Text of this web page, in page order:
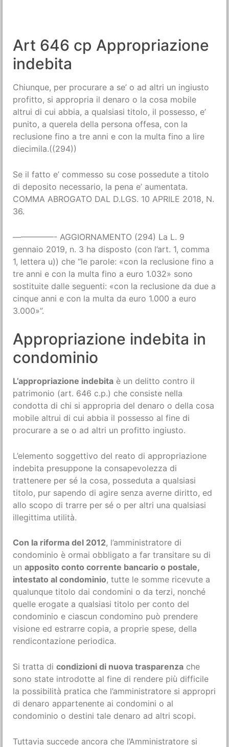
Art 646 cp Appropriazione
indebita
Chiunque, per procurare a se’ o ad altri un ingiusto
profitto, si appropria il denaro o la cosa mobile
altrui di cui abbia, a qualsiasi titolo, il possesso, e’
punito, a querela della persona offesa, con la
reclusione fino a tre anni e con la multa fino a lire
diecimila.((294))
Se il fatto e’ commesso su cose possedute a titolo
di deposito necessario, la pena e’ aumentata.
COMMA ABROGATO DAL D.LGS. 10 APRILE 2018, N.
36.
—————- AGGIORNAMENTO (294) La L. 9
gennaio 2019, n. 3 ha disposto (con l’art. 1, comma
1, lettera u)) che “le parole: «con la reclusione fino a
tre anni e con la multa fino a euro 1.032» sono
sostituite dalle seguenti: «con la reclusione da due a
cinque anni e con la multa da euro 1.000 a euro
3.000»”.
Appropriazione indebita in
condominio
L’appropriazione indebita è un delitto contro il
patrimonio (art. 646 c.p.) che consiste nella
condotta di chi si appropria del denaro o della cosa
mobile altrui di cui abbia il possesso al fine di
procurare a se o ad altri un profitto ingiusto.
L’elemento soggettivo del reato di appropriazione
indebita presuppone la consapevolezza di
trattenere per sé la cosa, posseduta a qualsiasi
titolo, pur sapendo di agire senza averne diritto, ed
allo scopo di trarre per sé o per altri una qualsiasi
illegittima utilità.
Con la riforma del 2012, l’amministratore di
condominio è ormai obbligato a far transitare su di
un apposito conto corrente bancario o postale,
intestato al condominio, tutte le somme ricevute a
qualunque titolo dai condomini o da terzi, nonché
quelle erogate a qualsiasi titolo per conto del
condominio e ciascun condomino può prendere
visione ed estrarre copia, a proprie spese, della
rendicontazione periodica.
Si tratta di condizioni di nuova trasparenza che
sono state introdotte al fine di rendere più difficile
la possibilità pratica che l’amministratore si appropri
di denaro appartenente ai condomini o al
condominio o destini tale denaro ad altri scopi.
Tuttavia succede ancora che l’Amministratore si